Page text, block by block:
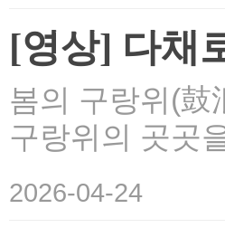
[영상] 다채
봄의 구랑위(鼓
구랑위의 곳곳
2026-04-24